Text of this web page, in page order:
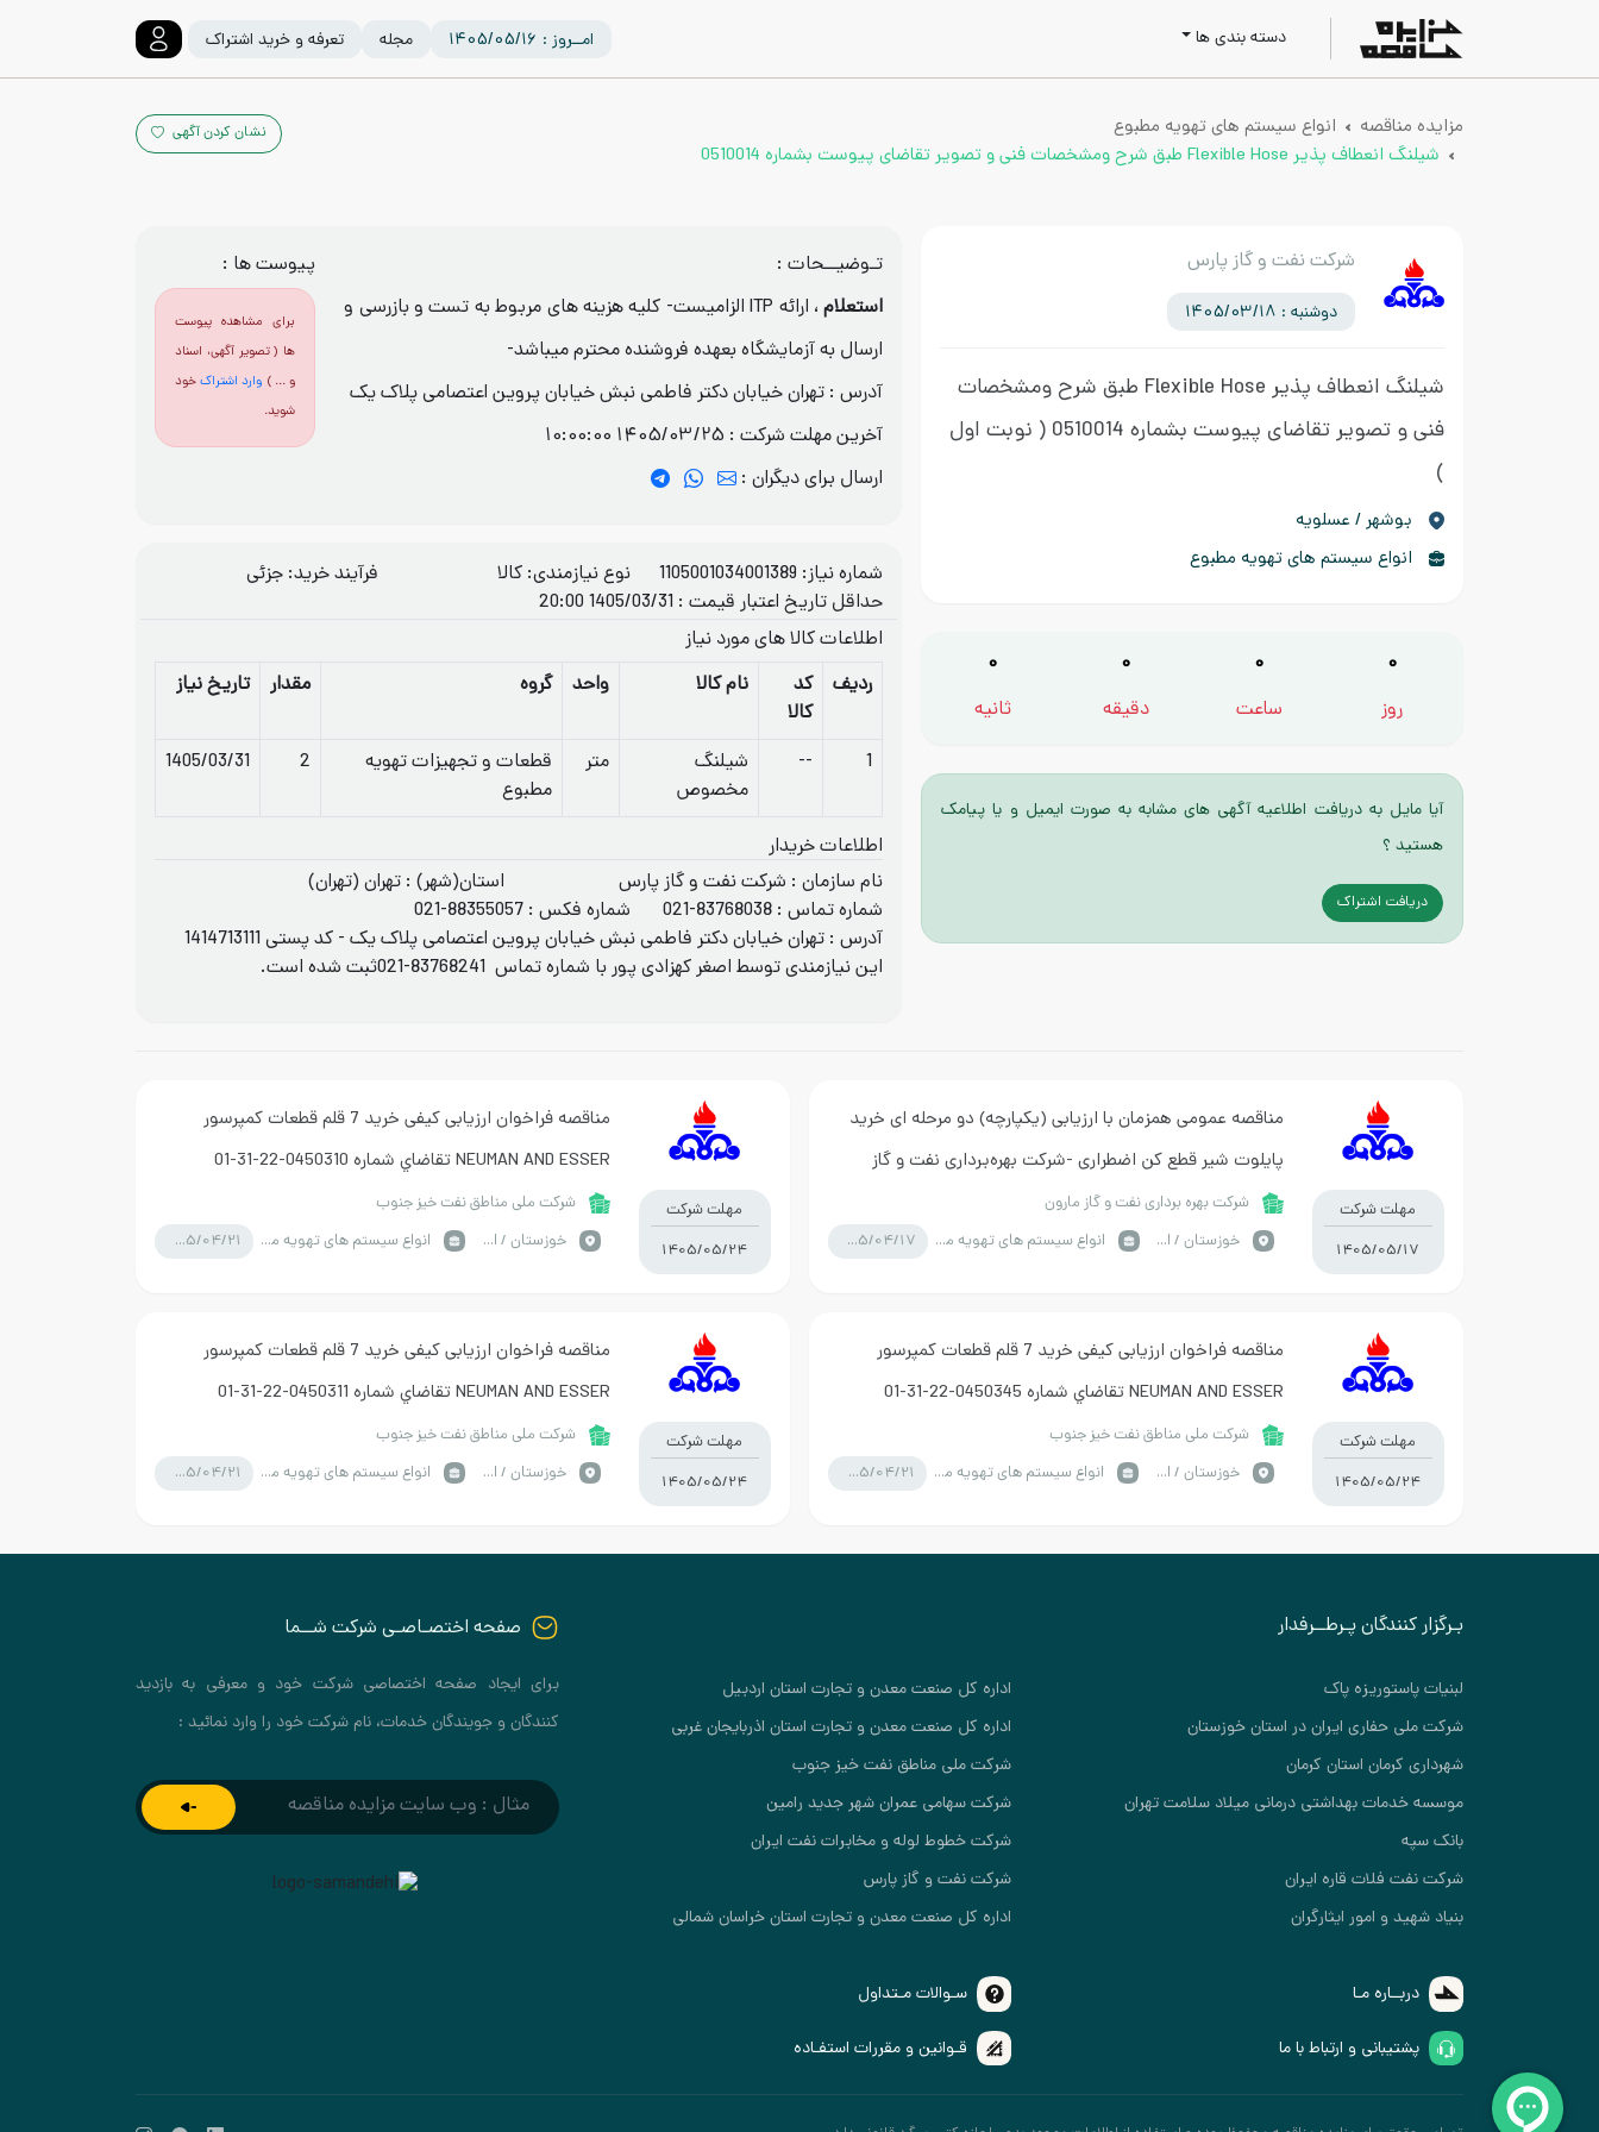
دسته بندی ها امــروز : 1405/05/16 مجله تعرفه و خرید اشتراک
مزایده مناقصه
انواع سیستم های تهویه مطبوع
شیلنگ انعطاف پذیر Flexible Hose طبق شرح ومشخصات فنی و تصویر تقاضای پیوست بشماره 0510014
نشان کردن آگهی
شرکت نفت و گاز پارس
دوشنبه : 1405/03/18
شیلنگ انعطاف پذیر Flexible Hose طبق شرح ومشخصات
فنی و تصویر تقاضای پیوست بشماره 0510014
( نوبت اول
)
بوشهر / عسلویه
انواع سیستم های تهویه مطبوع
0
روز
0
ساعت
0
دقیقه
0
ثانیه
آیا مایل به دریافت اطلاعیه آگهی های مشابه به صورت ایمیل و یا پیامک
هستید ؟
دریافت اشتراک
تـوضیــحات :
استعلام
، ارائه ITP الزامیست- کلیه هزینه های مربوط به تست و بازرسی و
ارسال به آزمایشگاه بعهده فروشنده محترم میباشد-
آدرس : تهران خیابان دکتر فاطمی نبش خیابان پروین اعتصامی پلاک یک
آخرین مهلت شرکت : 1405/03/25 10:00:00
ارسال برای دیگران :
پیوست ها :
برای مشاهده پیوست
ها ( تصویر آگهی، اسناد
و ... ) وارد اشتراکخود
شوید.
شماره نیاز: 1105001034001389 نوع نیازمندی: کالا
فرآيند خريد: جزئی
حداقل تاریخ اعتبار قیمت : 1405/03/31 20:00
اطلاعات کالا های مورد نیاز
ردیف
کد
کالا
نام کالا واحد گروه مقدار تاریخ نیاز
1
--
شیلنگ
مخصوص
متر
قطعات و تجهیزات تهویه
مطبوع
2
1405/03/31
اطلاعات خریدار
نام سازمان : شرکت نفت و گاز پارس
استان(شهر) : تهران (تهران)
شماره تماس : 021-83768038 شماره فکس : 021-88355057
آدرس : تهران خیابان دکتر فاطمی نبش خیابان پروین اعتصامی پلاک یک - کد پستی 1414713111
این نیازمندی توسط اصغر کهزادی پور با شماره تماس 021-83768241ثبت شده است.
مهلت شرکت
1405/05/17
مناقصه عمومی همزمان با ارزیابی (یکپارچه) دو مرحله ای خرید
پایلوت شیر قطع کن اضطراری -شرکت بهره‌برداری نفت و گاز
مارونشرکت بهره برداری نفت و گاز مارون
خوزستان / اهواز
انواع سیستم های تهویه مطبوع 1405/04/17
مهلت شرکت
1405/05/24
مناقصه فراخوان ارزیابی کیفی خريد 7 قلم قطعات کمپرسور
NEUMAN AND ESSER تقاضاي شماره 0450310-22-31-01
شرکت ملی مناطق نفت خیز جنوب
خوزستان / اهواز
انواع سیستم های تهویه مطبوع 1405/04/21
مهلت شرکت
1405/05/24
مناقصه فراخوان ارزیابی کیفی خريد 7 قلم قطعات کمپرسور
NEUMAN AND ESSER تقاضاي شماره 0450345-22-31-01
شرکت ملی مناطق نفت خیز جنوب
خوزستان / اهواز
انواع سیستم های تهویه مطبوع 1405/04/21
مهلت شرکت
1405/05/24
مناقصه فراخوان ارزیابی کیفی خريد 7 قلم قطعات کمپرسور
NEUMAN AND ESSER تقاضاي شماره 0450311-22-31-01
شرکت ملی مناطق نفت خیز جنوب
خوزستان / اهواز
انواع سیستم های تهویه مطبوع 1405/04/21
بـرگزار کنندگان پـرطــرفدار
لبنیات پاستوریزه پاک
اداره کل صنعت معدن و تجارت استان اردبیل
شرکت ملی حفاری ایران در استان خوزستان
اداره کل صنعت معدن و تجارت استان اذربایجان غربی
شهرداری کرمان استان کرمان
شرکت ملی مناطق نفت خیز جنوب
موسسه خدمات بهداشتی درمانی میلاد سلامت تهران
شرکت سهامی عمران شهر جدید رامین
بانک سپه
شرکت خطوط لوله و مخابرات نفت ایران
شرکت نفت فلات قاره ایران
شرکت نفت و گاز پارس
بنیاد شهید و امور ایثارگران
اداره کل صنعت معدن و تجارت استان خراسان شمالی
دربــاره مـا سـوالات مـتداول
پشتیبانی و ارتباط با ما قـوانین و مقررات استفـاده
صفحه اختصـاصـی شرکت شــما
برای ایجاد صفحه اختصاصی شرکت خود و معرفی به بازدید
کنندگان و جویندگان خدمات، نام شرکت خود را وارد نمائید :